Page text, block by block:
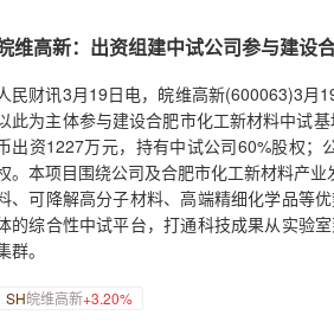
维高新：出资组建中试公司参与建设
民财讯3月19日电，皖维高新(600063)3月
此为主体参与建设合肥市化工新材料中试
出资1227万元，持有中试公司60%股权
。本项目围绕公司及合肥市化工新材料产
、可降解高分子材料、高端精细化学品等
的综合性中试平台，打通科技成果从实验
群。
SH皖维高新+3.20%